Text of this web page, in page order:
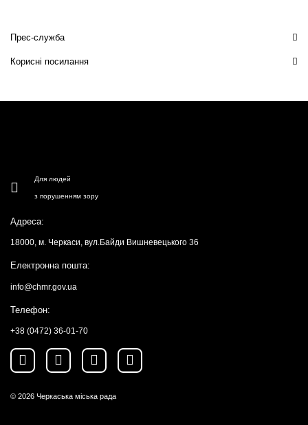
Прес-служба
Корисні посилання
Для людей
з порушенням зору
Адреса:
18000, м. Черкаси, вул.Байди Вишневецького 36
Електронна пошта:
info@chmr.gov.ua
Телефон:
+38 (0472) 36-01-70
© 2026 Черкаська міська рада